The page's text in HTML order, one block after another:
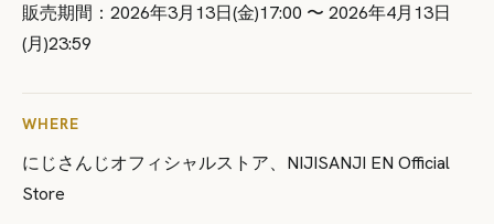
販売期間：2026年3月13日(金)17:00 〜 2026年4月13日
(月)23:59
WHERE
にじさんじオフィシャルストア、NIJISANJI EN Official
Store